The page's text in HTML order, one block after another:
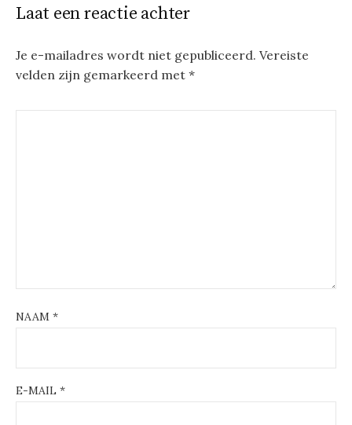
Laat een reactie achter
Je e-mailadres wordt niet gepubliceerd. Vereiste
velden zijn gemarkeerd met *
NAAM *
E-MAIL *